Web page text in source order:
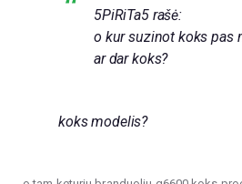
5PiRiTa5 rašė:
o kur suzinot koks pas
ar dar koks?
koks modelis?